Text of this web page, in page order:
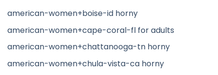
american-women+boise-id horny
american-women+cape-coral-fl for adults
american-women+chattanooga-tn horny
american-women+chula-vista-ca horny